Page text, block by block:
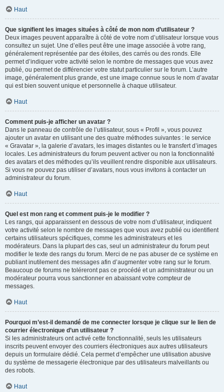
Haut
Que signifient les images situées à côté de mon nom d’utilisateur ?
Deux images peuvent apparaître à côté de votre nom d’utilisateur lorsque vous
consultez un sujet. Une d’elles peut être une image associée à votre rang,
généralement représentée par des étoiles, des carrés ou des ronds. Elle
permet d’indiquer votre activité selon le nombre de messages que vous avez
publié, ou permet de différencier votre statut particulier sur le forum. L’autre
image, généralement plus grande, est une image connue sous le nom d’avatar
qui est bien souvent unique et personnelle à chaque utilisateur.
Haut
Comment puis-je afficher un avatar ?
Dans le panneau de contrôle de l’utilisateur, sous « Profil », vous pouvez
ajouter un avatar en utilisant une des quatre méthodes suivantes : le service
« Gravatar », la galerie d’avatars, les images distantes ou le transfert d’images
locales. Les administrateurs du forum peuvent activer ou non la fonctionnalité
des avatars et des méthodes qu’ils veuillent rendre disponible aux utilisateurs.
Si vous ne pouvez pas utiliser d’avatars, nous vous invitons à contacter un
administrateur du forum.
Haut
Quel est mon rang et comment puis-je le modifier ?
Les rangs, qui apparaissent en dessous de votre nom d’utilisateur, indiquent
votre activité selon le nombre de messages que vous avez publié ou identifient
certains utilisateurs spécifiques, comme les administrateurs et les
modérateurs. Dans la plupart des cas, seul un administrateur du forum peut
modifier le texte des rangs du forum. Merci de ne pas abuser de ce système en
publiant inutilement des messages afin d’augmenter votre rang sur le forum.
Beaucoup de forums ne toléreront pas ce procédé et un administrateur ou un
modérateur pourra vous sanctionner en abaissant votre compteur de
messages.
Haut
Pourquoi m’est-il demandé de me connecter lorsque je clique sur le lien de
courrier électronique d’un utilisateur ?
Si les administrateurs ont activé cette fonctionnalité, seuls les utilisateurs
inscrits peuvent envoyer des courriers électroniques aux autres utilisateurs
depuis un formulaire dédié. Cela permet d’empêcher une utilisation abusive
du système de messagerie électronique par des utilisateurs malveillants ou
des robots.
Haut